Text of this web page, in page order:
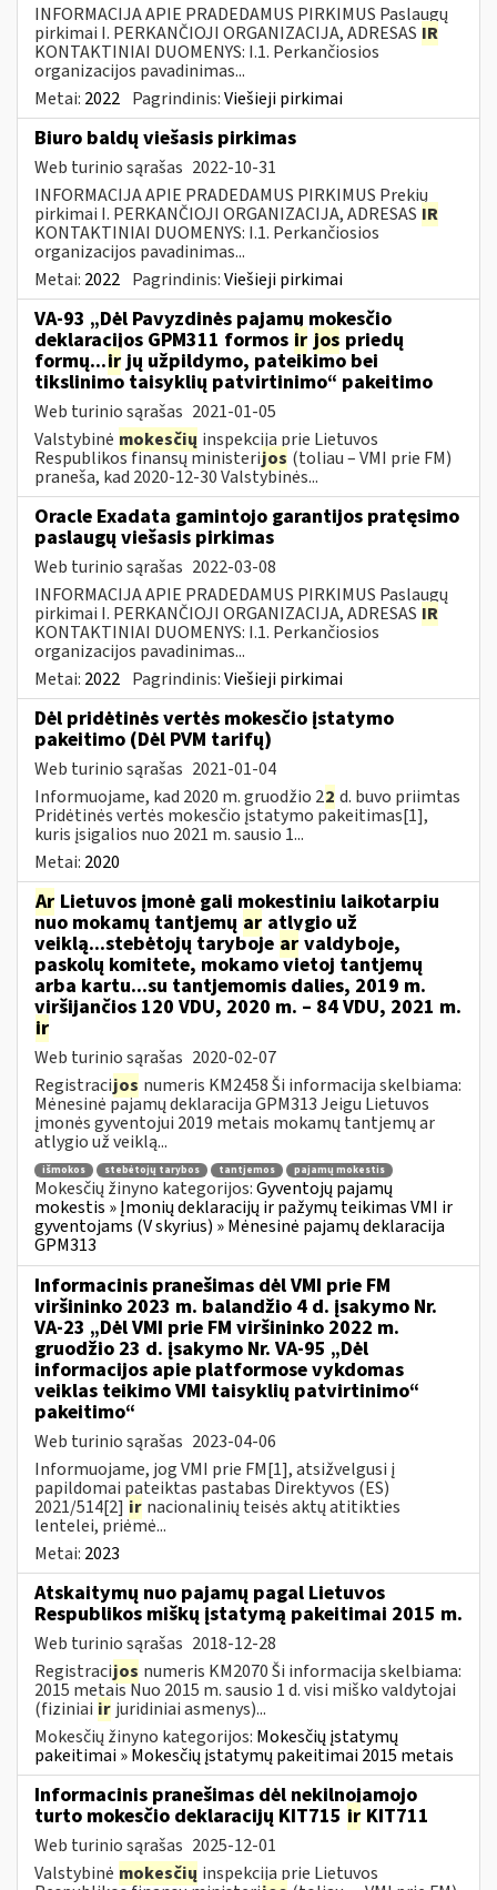
INFORMACIJA APIE PRADEDAMUS PIRKIMUS Paslaugų
pirkimai I. PERKANČIOJI ORGANIZACIJA, ADRESAS IR
KONTAKTINIAI DUOMENYS: I.1. Perkančiosios
organizacijos pavadinimas...
Metai: 2022 Pagrindinis:Viešieji pirkimai
Biuro baldų viešasis pirkimas
Web turinio sąrašas 2022-10-31
INFORMACIJA APIE PRADEDAMUS PIRKIMUS Prekių
pirkimai I. PERKANČIOJI ORGANIZACIJA, ADRESAS IR
KONTAKTINIAI DUOMENYS: I.1. Perkančiosios
organizacijos pavadinimas...
Metai: 2022 Pagrindinis:Viešieji pirkimai
VA-93 „Dėl Pavyzdinės pajamų mokesčio
deklaracijos GPM311 formos ir jos priedų
formų...irjų užpildymo, pateikimo bei
tikslinimo taisyklių patvirtinimo“ pakeitimo
Web turinio sąrašas 2021-01-05
Valstybinė mokesčių inspekcija prie Lietuvos
Respublikos finansų ministerijos (toliau – VMI prie FM)
praneša, kad 2020-12-30 Valstybinės...
Oracle Exadata gamintojo garantijos pratęsimo
paslaugų viešasis pirkimas
Web turinio sąrašas 2022-03-08
INFORMACIJA APIE PRADEDAMUS PIRKIMUS Paslaugų
pirkimai I. PERKANČIOJI ORGANIZACIJA, ADRESAS IR
KONTAKTINIAI DUOMENYS: I.1. Perkančiosios
organizacijos pavadinimas...
Metai: 2022 Pagrindinis:Viešieji pirkimai
Dėl pridėtinės vertės mokesčio įstatymo
pakeitimo (Dėl PVM tarifų)
Web turinio sąrašas 2021-01-04
Informuojame, kad 2020 m. gruodžio 22 d. buvo priimtas
Pridėtinės vertės mokesčio įstatymo pakeitimas[1],
kuris įsigalios nuo 2021 m. sausio 1...
Metai: 2020
Ar Lietuvos įmonė gali mokestiniu laikotarpiu
nuo mokamų tantjemų ar atlygio už
veiklą...stebėtojų taryboje ar valdyboje,
paskolų komitete, mokamo vietoj tantjemų
arba kartu...su tantjemomis dalies, 2019 m.
viršijančios 120 VDU, 2020 m. – 84 VDU, 2021 m.
ir
Web turinio sąrašas 2020-02-07
Registracijos numeris KM2458 Ši informacija skelbiama:
Mėnesinė pajamų deklaracija GPM313 Jeigu Lietuvos
įmonės gyventojui 2019 metais mokamų tantjemų ar
atlygio už veiklą...
išmokos stebėtojų tarybos tantjemos pajamų mokestis
Mokesčių žinyno kategorijos:Gyventojų pajamų
mokestis » Įmonių deklaracijų ir pažymų teikimas VMI ir
gyventojams (V skyrius) » Mėnesinė pajamų deklaracija
GPM313
Informacinis pranešimas dėl VMI prie FM
viršininko 2023 m. balandžio 4 d. įsakymo Nr.
VA-23 „Dėl VMI prie FM viršininko 2022 m.
gruodžio 23 d. įsakymo Nr. VA-95 „Dėl
informacijos apie platformose vykdomas
veiklas teikimo VMI taisyklių patvirtinimo“
pakeitimo“
Web turinio sąrašas 2023-04-06
Informuojame, jog VMI prie FM[1], atsižvelgusi į
papildomai pateiktas pastabas Direktyvos (ES)
2021/514[2] ir nacionalinių teisės aktų atitikties
lentelei, priėmė...
Metai: 2023
Atskaitymų nuo pajamų pagal Lietuvos
Respublikos miškų įstatymą pakeitimai 2015 m.
Web turinio sąrašas 2018-12-28
Registracijos numeris KM2070 Ši informacija skelbiama:
2015 metais Nuo 2015 m. sausio 1 d. visi miško valdytojai
(fiziniai ir juridiniai asmenys)...
Mokesčių žinyno kategorijos: Mokesčių įstatymų
pakeitimai » Mokesčių įstatymų pakeitimai 2015 metais
Informacinis pranešimas dėl nekilnojamojo
turto mokesčio deklaracijų KIT715 ir KIT711
Web turinio sąrašas 2025-12-01
Valstybinė mokesčių inspekcija prie Lietuvos